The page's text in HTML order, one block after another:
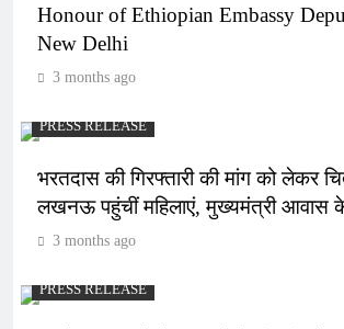
Honour of Ethiopian Embassy
New Delhi
3 months ago
PRESS RELEASE
भरतदास की गिरफ्तारी की मांग को लेकर
लखनऊ पहुंचीं महिलाएं, मुख्यमंत्री आवास
3 months ago
PRESS RELEASE